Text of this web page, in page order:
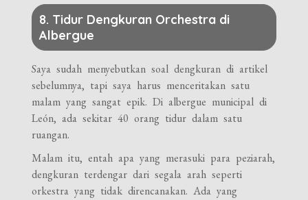
8. Tidur Dengkuran Orchestra di
Albergue
Saya sudah menyebutkan soal dengkuran di artikel
sebelumnya, tapi saya harus menceritakan satu
malam yang sangat epik. Di albergue municipal di
León, ada sekitar 40 orang tidur dalam satu
ruangan.
Malam itu, entah apa yang merasuki para peziarah,
dengkuran terdengar dari segala arah seperti
orkestra yang tidak direncanakan. Ada yang